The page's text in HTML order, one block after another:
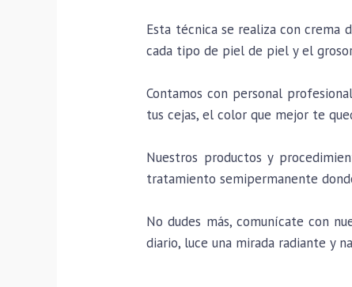
Esta técnica se realiza con crema
cada tipo de piel de piel y el
Contamos con personal
tus cejas, el color que mejor te
Nuestros productos y
tratamiento semipermanente
No dudes más, comunícate con
diario, luce una mirada radiante y